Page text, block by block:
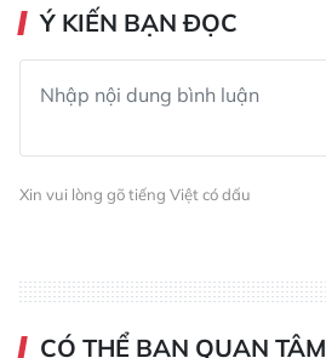
Ý KIẾN BẠN ĐỌC
Xin vui lòng gõ tiếng Việt có dấu
CÓ THỂ BẠN QUAN TÂM